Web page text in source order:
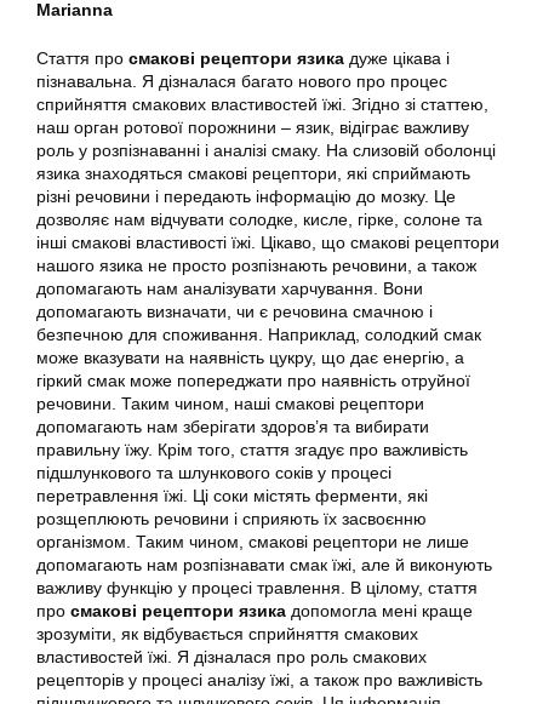
Marianna
Стаття про смакові рецептори язика дуже цікава і
пізнавальна. Я дізналася багато нового про процес
сприйняття смакових властивостей їжі. Згідно зі статтею,
наш орган ротової порожнини – язик, відіграє важливу
роль у розпізнаванні і аналізі смаку. На слизовій оболонці
язика знаходяться смакові рецептори, які сприймають
різні речовини і передають інформацію до мозку. Це
дозволяє нам відчувати солодке, кисле, гірке, солоне та
інші смакові властивості їжі. Цікаво, що смакові рецептори
нашого язика не просто розпізнають речовини, а також
допомагають нам аналізувати харчування. Вони
допомагають визначати, чи є речовина смачною і
безпечною для споживання. Наприклад, солодкий смак
може вказувати на наявність цукру, що дає енергію, а
гіркий смак може попереджати про наявність отруйної
речовини. Таким чином, наші смакові рецептори
допомагають нам зберігати здоров’я та вибирати
правильну їжу. Крім того, стаття згадує про важливість
підшлункового та шлункового соків у процесі
перетравлення їжі. Ці соки містять ферменти, які
розщеплюють речовини і сприяють їх засвоєнню
організмом. Таким чином, смакові рецептори не лише
допомагають нам розпізнавати смак їжі, але й виконують
важливу функцію у процесі травлення. В цілому, стаття
про смакові рецептори язика допомогла мені краще
зрозуміти, як відбувається сприйняття смакових
властивостей їжі. Я дізналася про роль смакових
рецепторів у процесі аналізу їжі, а також про важливість